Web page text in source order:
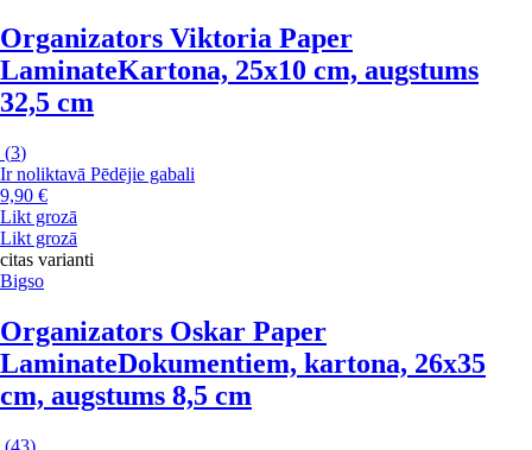
Organizators Viktoria Paper
LaminateKartona, 25x10 cm, augstums
32,5 cm
(3)
Ir noliktavā Pēdējie gabali
9,90 €
Likt grozā
Likt grozā
citas varianti
Bigso
Organizators Oskar Paper
LaminateDokumentiem, kartona, 26x35
cm, augstums 8,5 cm
(43)